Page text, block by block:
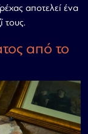
αποτελεί ένα
τους.
από το